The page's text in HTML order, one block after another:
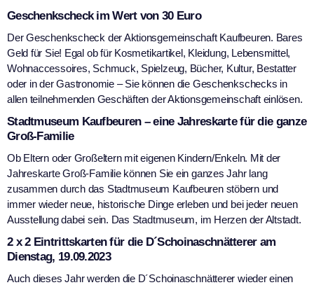
Geschenkscheck im Wert von 30 Euro
Der Geschenkscheck der Aktionsgemeinschaft Kaufbeuren. Bares
Geld für Sie! Egal ob für Kosmetikartikel, Kleidung, Lebensmittel,
Wohnaccessoires, Schmuck, Spielzeug, Bücher, Kultur, Bestatter
oder in der Gastronomie – Sie können die Geschenkschecks in
allen teilnehmenden Geschäften der Aktionsgemeinschaft einlösen.
Stadtmuseum Kaufbeuren – eine Jahreskarte für die ganze
Groß-Familie
Ob Eltern oder Großeltern mit eigenen Kindern/Enkeln. Mit der
Jahreskarte Groß-Familie können Sie ein ganzes Jahr lang
zusammen durch das Stadtmuseum Kaufbeuren stöbern und
immer wieder neue, historische Dinge erleben und bei jeder neuen
Ausstellung dabei sein. Das Stadtmuseum, im Herzen der Altstadt.
2 x 2 Eintrittskarten für die D´Schoinaschnätterer am
Dienstag, 19.09.2023
Auch dieses Jahr werden die D´Schoinaschnätterer wieder einen